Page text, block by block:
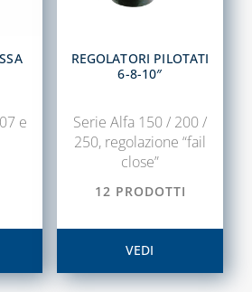
IN
E
e
REGOLATORI PILOTATI
6-8-10″
Serie Alfa 150 / 200 /
250, regolazione “fail
close”
12 PRODOTTI
VEDI